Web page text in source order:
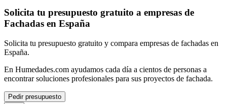
Solicita tu presupuesto gratuito a empresas de
Fachadas en España
Solicita tu presupuesto gratuito y compara empresas de fachadas en
España.
En Humedades.com ayudamos cada día a cientos de personas a
encontrar soluciones profesionales para sus proyectos de fachada.
Pedir presupuesto